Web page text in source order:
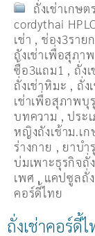
ถั่งเช่าเกษ
cordythai HPLC
เช่า , ช่อง3ราย
ถังเช่าเพื่อสุภา
ซื้อ3แถม1 , ถั่ง
ถั่งเช่าหิมะ , ถั่ง
เช่าเพื่อสุภาพบุ
บทความ ,ประ
หญิงถังเช้าม.เก
ร่างกาย , ยาบำ
บ่มเพาะธุรกิจถั่ง
เพศ , แคปซูลถั่ง
คอร์ดี้ไทย
ถั่งเช่าคอร์ดี้